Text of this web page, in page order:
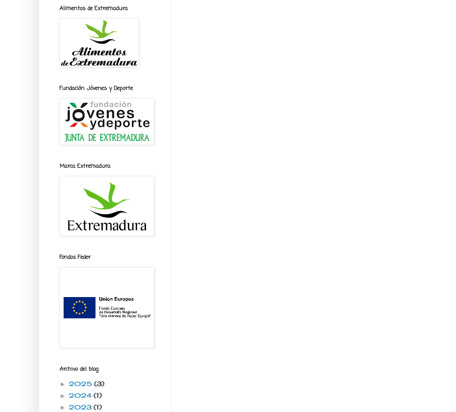
Alimentos de Extremadura
Fundación Jóvenes y Deporte
Marca Extremadura
Fondos Feder
Archivo del blog
► 2025 (3)
► 2024 (1)
► 2023 (1)